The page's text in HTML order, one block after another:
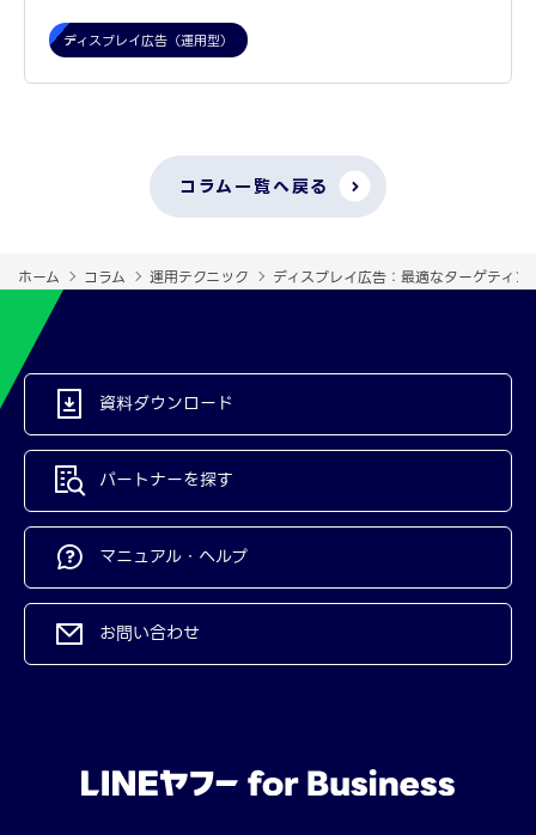
ディスプレイ広告（運用型）
コラム一覧へ戻る
ホーム コラム 運用テクニック ディスプレイ広告：最適なターゲティ
資料ダウンロード
パートナーを探す
マニュアル・ヘルプ
お問い合わせ